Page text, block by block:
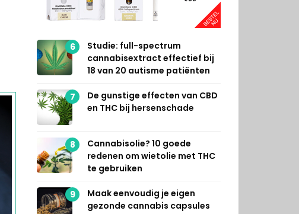
6
Studie: full-spectrum
cannabisextract effectief bij
18 van 20 autisme patiënten
7
De gunstige effecten van CBD
en THC bij hersenschade
8
Cannabisolie? 10 goede
redenen om wietolie met THC
te gebruiken
9
Maak eenvoudig je eigen
gezonde cannabis capsules